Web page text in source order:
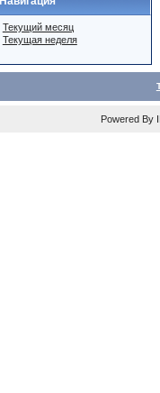
Текущий месяц
Текущая неделя
Powered By